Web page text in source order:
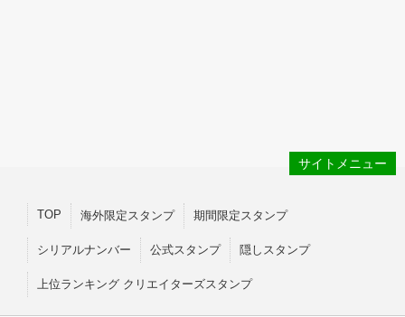
サイトメニュー
TOP 海外限定スタンプ 期間限定スタンプ
シリアルナンバー 公式スタンプ 隠しスタンプ
上位ランキング クリエイターズスタンプ